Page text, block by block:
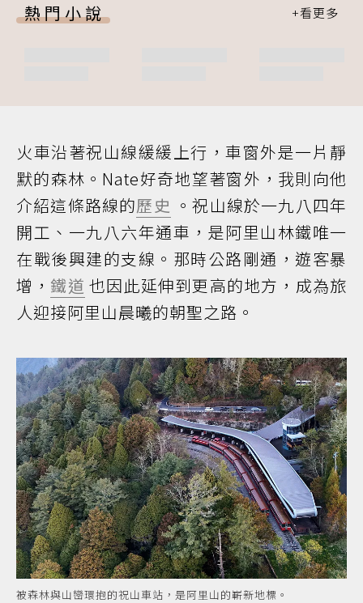
熱門小說
火車沿著祝山線緩緩上行，車窗外是一片靜
默的森林。Nate好奇地望著窗外，我則向他
介紹這條路線的歷史 。祝山線於一九八四年
開工、一九八六年通車，是阿里山林鐵唯一
在戰後興建的支線。那時公路剛通，遊客暴
增， 鐵道 也因此延伸到更高的地方，成為旅
人迎接阿里山晨曦的朝聖之路。
被森林與山巒環抱的祝山車站，是阿里山的嶄新地標。